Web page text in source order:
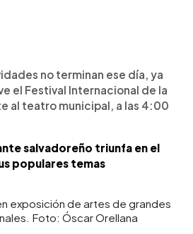
no terminan ese día, ya
el Festival Internacional de la
al teatro municipal, a las 4:00
salvadoreño triunfa en el
populares temas
exposición de artes de grandes
Foto: Óscar Orellana